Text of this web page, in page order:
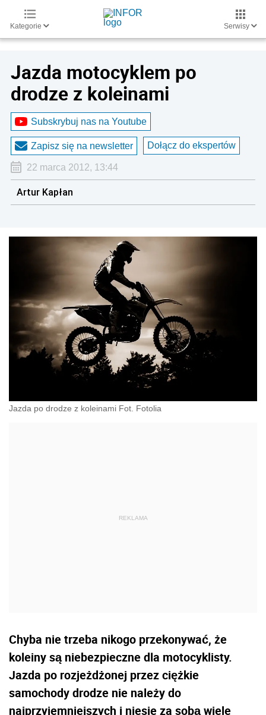
Kategorie Serwisy
Jazda motocyklem po
drodze z koleinami
Subskrybuj nas na Youtube
Zapisz się na newsletter Dołącz do ekspertów
22 marca 2012, 13:44
Artur Kapłan
Jazda po drodze z koleinami Fot. Fotolia
Chyba nie trzeba nikogo przekonywać, że
koleiny są niebezpieczne dla motocyklisty.
Jazda po rozjeżdżonej przez ciężkie
samochody drodze nie należy do
najprzyjemniejszych i niesie za sobą wiele